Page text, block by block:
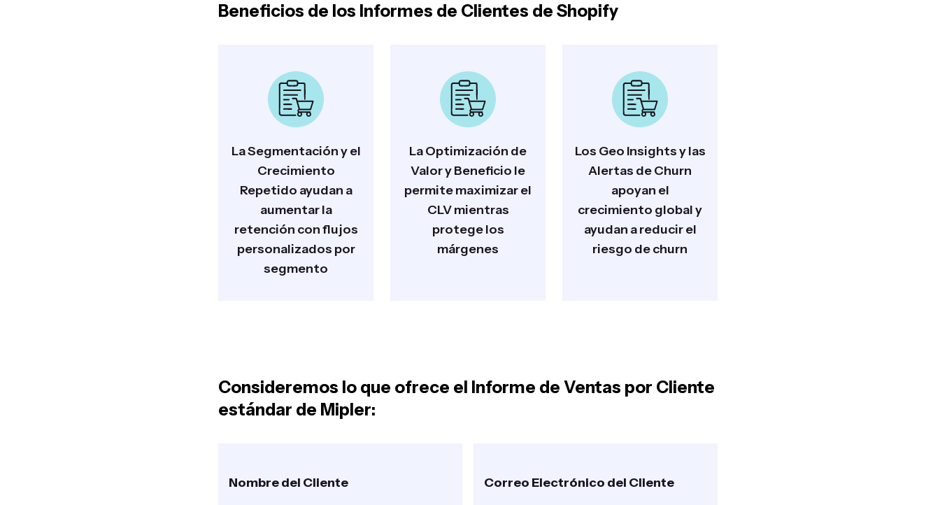
Beneficios de los Informes de Clientes de Shopify
La Segmentación y el
Crecimiento
Repetido ayudan a
aumentar la
retención con flujos
personalizados por
segmento
La Optimización de
Valor y Beneficio le
permite maximizar el
CLV mientras
protege los
márgenes
Los Geo Insights y las
Alertas de Churn
apoyan el
crecimiento global y
ayudan a reducir el
riesgo de churn
Consideremos lo que ofrece el Informe de Ventas por Cliente
estándar de Mipler:
Nombre del Cliente
Correo Electrónico del Cliente